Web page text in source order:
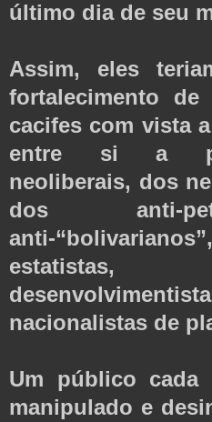
último dia de seu
Assim, eles
fortalecimento de
cacifes com vista
entre si a
neoliberais, dos
dos anti-
anti-
nacionalistas de
Um público cada
manipulado e